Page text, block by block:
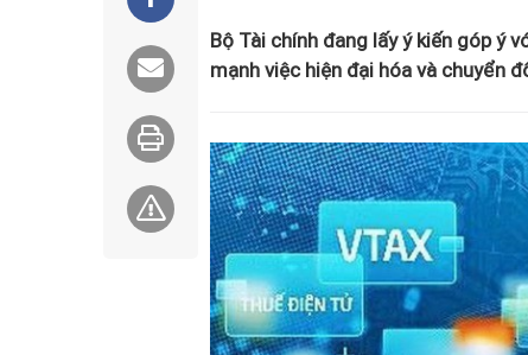
Bộ Tài chính đang lấy ý kiến góp ý
mạnh việc hiện đại hóa và chuyển